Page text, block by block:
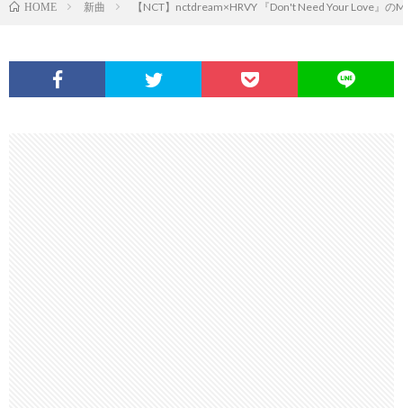
HOME 新曲 【NCT】nctdream×HRVY 『Don't Need Your Love』の